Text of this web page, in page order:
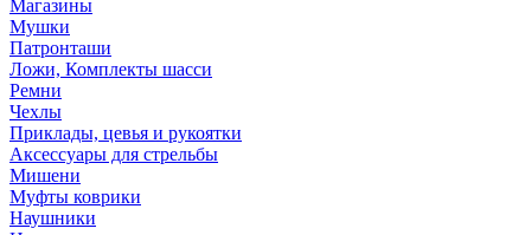
Магазины
Мушки
Патронташи
Ложи, Комплекты шасси
Ремни
Чехлы
Приклады, цевья и рукоятки
Аксессуары для стрельбы
Мишени
Муфты коврики
Наушники